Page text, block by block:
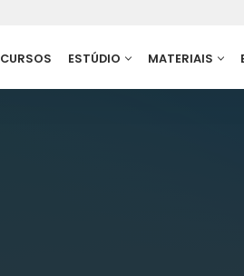
CURSOS ESTÚDIO MATERIAIS